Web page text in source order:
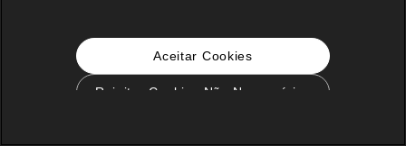
Aceitar Cookies
Rejeitar Cookies Não Necessários